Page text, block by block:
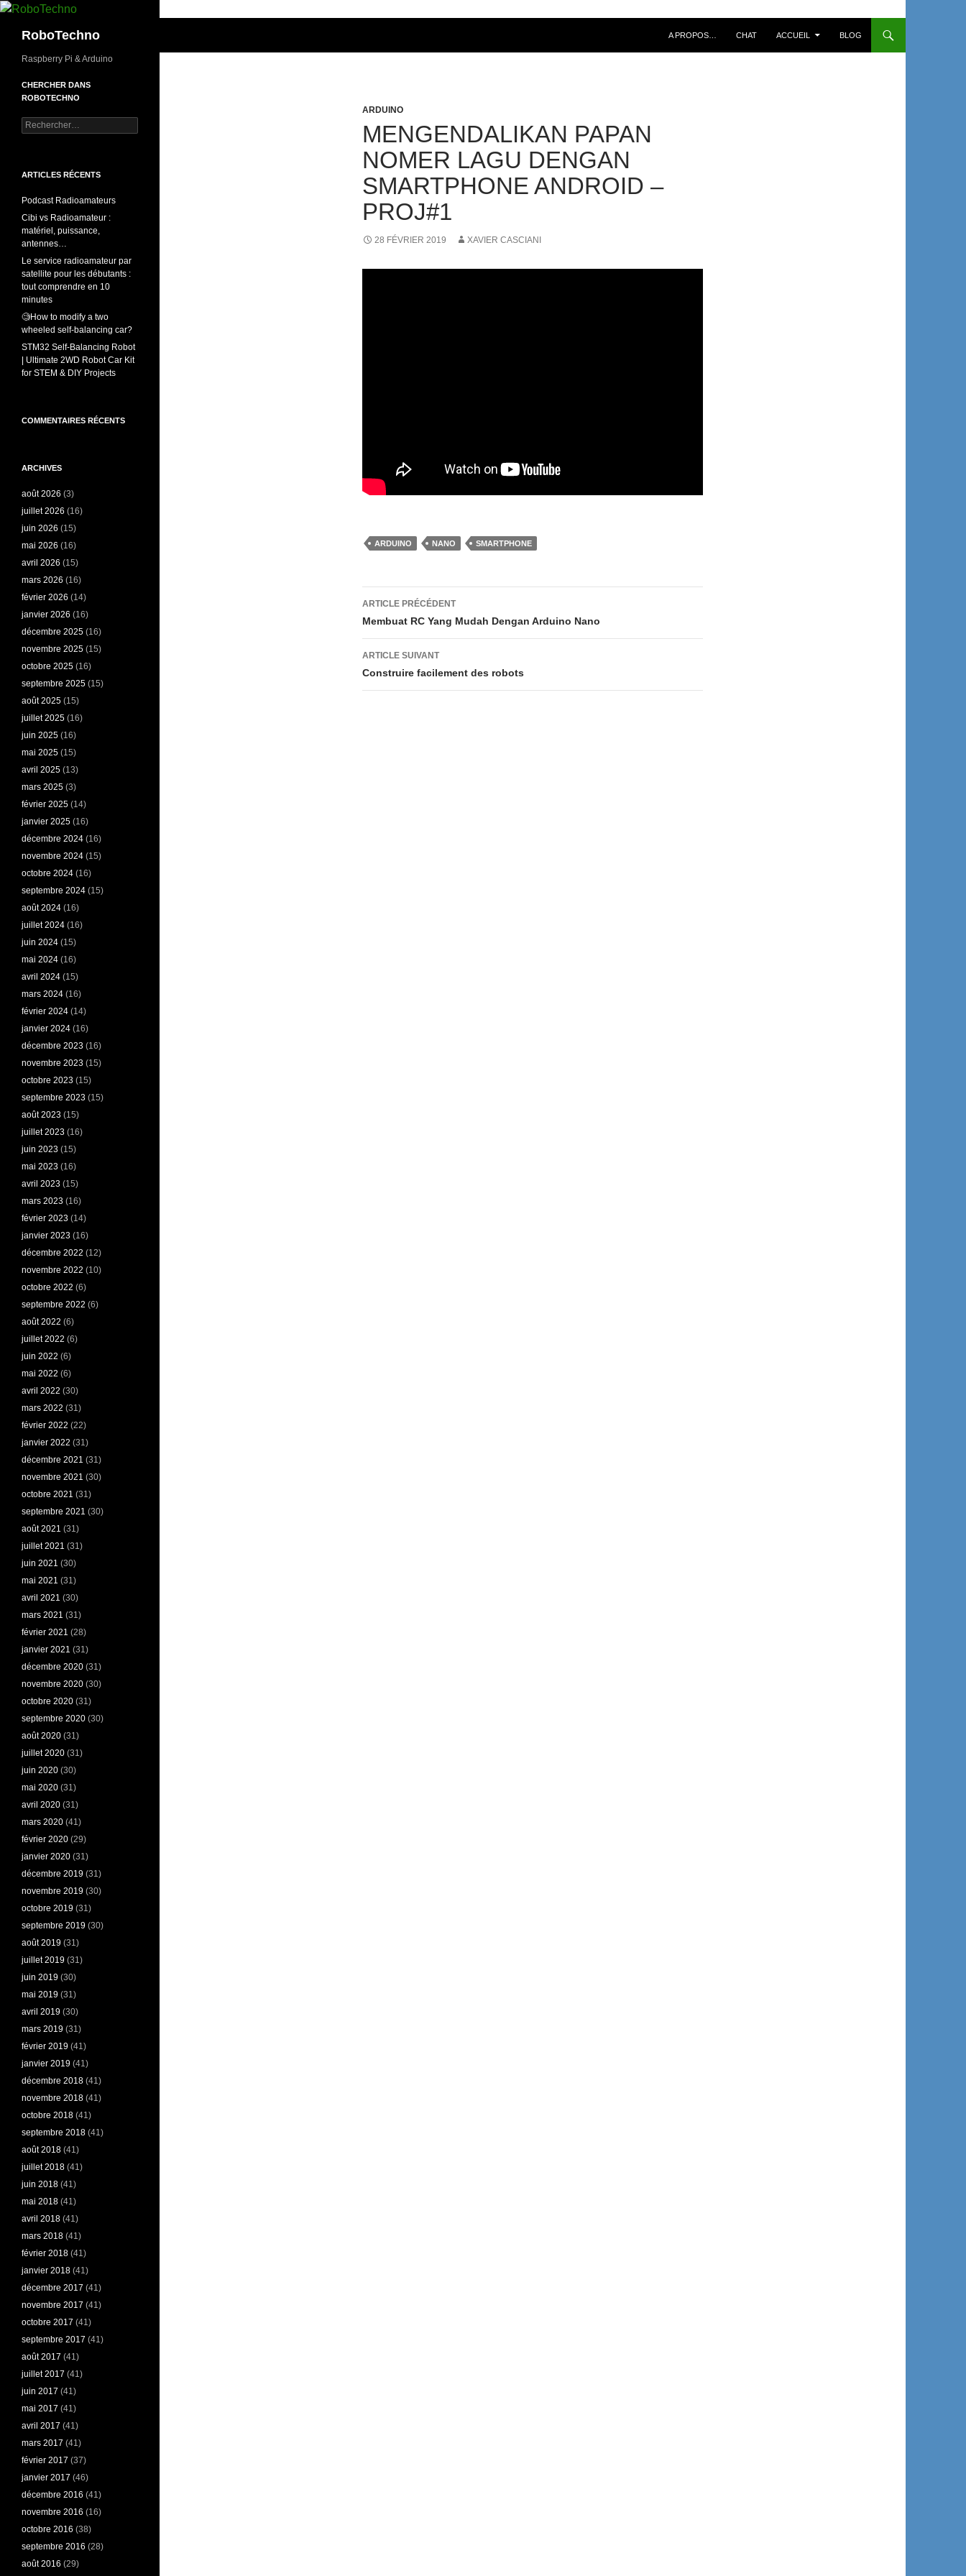
Aller
contenuRoboTechno A PROPOS… CHAT ACCUEIL BLOG
ARDUINO
MENGENDALIKAN PAPAN
NOMER LAGU DENGAN
SMARTPHONE ANDROID –
PROJ#1
28 FÉVRIER 2019 XAVIER CASCIANI
ARDUINO NANO SMARTPHONE
Navigation
des
articles
ARTICLE PRÉCÉDENT
Membuat RC Yang Mudah Dengan Arduino Nano
ARTICLE SUIVANT
Construire facilement des robots
Raspberry Pi & Arduino
CHERCHER DANS
ROBOTECHNO
Rechercher :
ARTICLES RÉCENTS
Podcast Radioamateurs
Cibi vs Radioamateur :
matériel, puissance,
antennes…
Le service radioamateur par
satellite pour les débutants :
tout comprendre en 10
minutes
🧐How to modify a two
wheeled self-balancing car?
STM32 Self-Balancing Robot
| Ultimate 2WD Robot Car Kit
for STEM & DIY Projects
COMMENTAIRES RÉCENTS
ARCHIVES
août 2026 (3)
juillet 2026 (16)
juin 2026 (15)
mai 2026 (16)
avril 2026 (15)
mars 2026 (16)
février 2026 (14)
janvier 2026 (16)
décembre 2025 (16)
novembre 2025 (15)
octobre 2025 (16)
septembre 2025 (15)
août 2025 (15)
juillet 2025 (16)
juin 2025 (16)
mai 2025 (15)
avril 2025 (13)
mars 2025 (3)
février 2025 (14)
janvier 2025 (16)
décembre 2024 (16)
novembre 2024 (15)
octobre 2024 (16)
septembre 2024 (15)
août 2024 (16)
juillet 2024 (16)
juin 2024 (15)
mai 2024 (16)
avril 2024 (15)
mars 2024 (16)
février 2024 (14)
janvier 2024 (16)
décembre 2023 (16)
novembre 2023 (15)
octobre 2023 (15)
septembre 2023 (15)
août 2023 (15)
juillet 2023 (16)
juin 2023 (15)
mai 2023 (16)
avril 2023 (15)
mars 2023 (16)
février 2023 (14)
janvier 2023 (16)
décembre 2022 (12)
novembre 2022 (10)
octobre 2022 (6)
septembre 2022 (6)
août 2022 (6)
juillet 2022 (6)
juin 2022 (6)
mai 2022 (6)
avril 2022 (30)
mars 2022 (31)
février 2022 (22)
janvier 2022 (31)
décembre 2021 (31)
novembre 2021 (30)
octobre 2021 (31)
septembre 2021 (30)
août 2021 (31)
juillet 2021 (31)
juin 2021 (30)
mai 2021 (31)
avril 2021 (30)
mars 2021 (31)
février 2021 (28)
janvier 2021 (31)
décembre 2020 (31)
novembre 2020 (30)
octobre 2020 (31)
septembre 2020 (30)
août 2020 (31)
juillet 2020 (31)
juin 2020 (30)
mai 2020 (31)
avril 2020 (31)
mars 2020 (41)
février 2020 (29)
janvier 2020 (31)
décembre 2019 (31)
novembre 2019 (30)
octobre 2019 (31)
septembre 2019 (30)
août 2019 (31)
juillet 2019 (31)
juin 2019 (30)
mai 2019 (31)
avril 2019 (30)
mars 2019 (31)
février 2019 (41)
janvier 2019 (41)
décembre 2018 (41)
novembre 2018 (41)
octobre 2018 (41)
septembre 2018 (41)
août 2018 (41)
juillet 2018 (41)
juin 2018 (41)
mai 2018 (41)
avril 2018 (41)
mars 2018 (41)
février 2018 (41)
janvier 2018 (41)
décembre 2017 (41)
novembre 2017 (41)
octobre 2017 (41)
septembre 2017 (41)
août 2017 (41)
juillet 2017 (41)
juin 2017 (41)
mai 2017 (41)
avril 2017 (41)
mars 2017 (41)
février 2017 (37)
janvier 2017 (46)
décembre 2016 (41)
novembre 2016 (16)
octobre 2016 (38)
septembre 2016 (28)
août 2016 (29)